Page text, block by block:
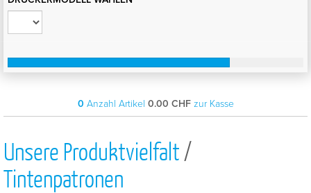
0 Anzahl Artikel 0.00 CHF zur Kasse
Unsere Produktvielfalt/
Tintenpatronen